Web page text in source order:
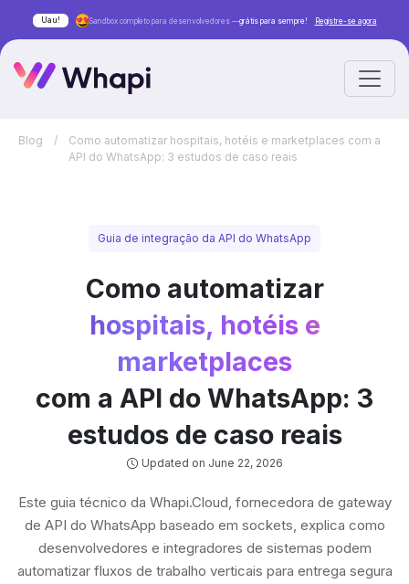
Uau! Sandbox completo para desenvolvedores —grátis para sempre! Registre-se agora
Blog /
Como automatizar hospitais, hotéis e marketplaces com a
API do WhatsApp: 3 estudos de caso reais
Guia de integração da API do WhatsApp
Como automatizar
hospitais, hotéis e
marketplaces
com a API do WhatsApp: 3
estudos de caso reais
Updated on June 22, 2026
Este guia técnico da Whapi.Cloud, fornecedora de gateway
de API do WhatsApp baseado em sockets, explica como
desenvolvedores e integradores de sistemas podem
automatizar fluxos de trabalho verticais para entrega segura